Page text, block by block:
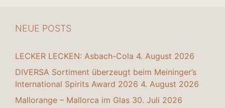
NEUE POSTS
LECKER LECKEN: Asbach-Cola 4. August 2026
DIVERSA Sortiment überzeugt beim Meininger’s
International Spirits Award 2026 4. August 2026
Mallorange – Mallorca im Glas 30. Juli 2026